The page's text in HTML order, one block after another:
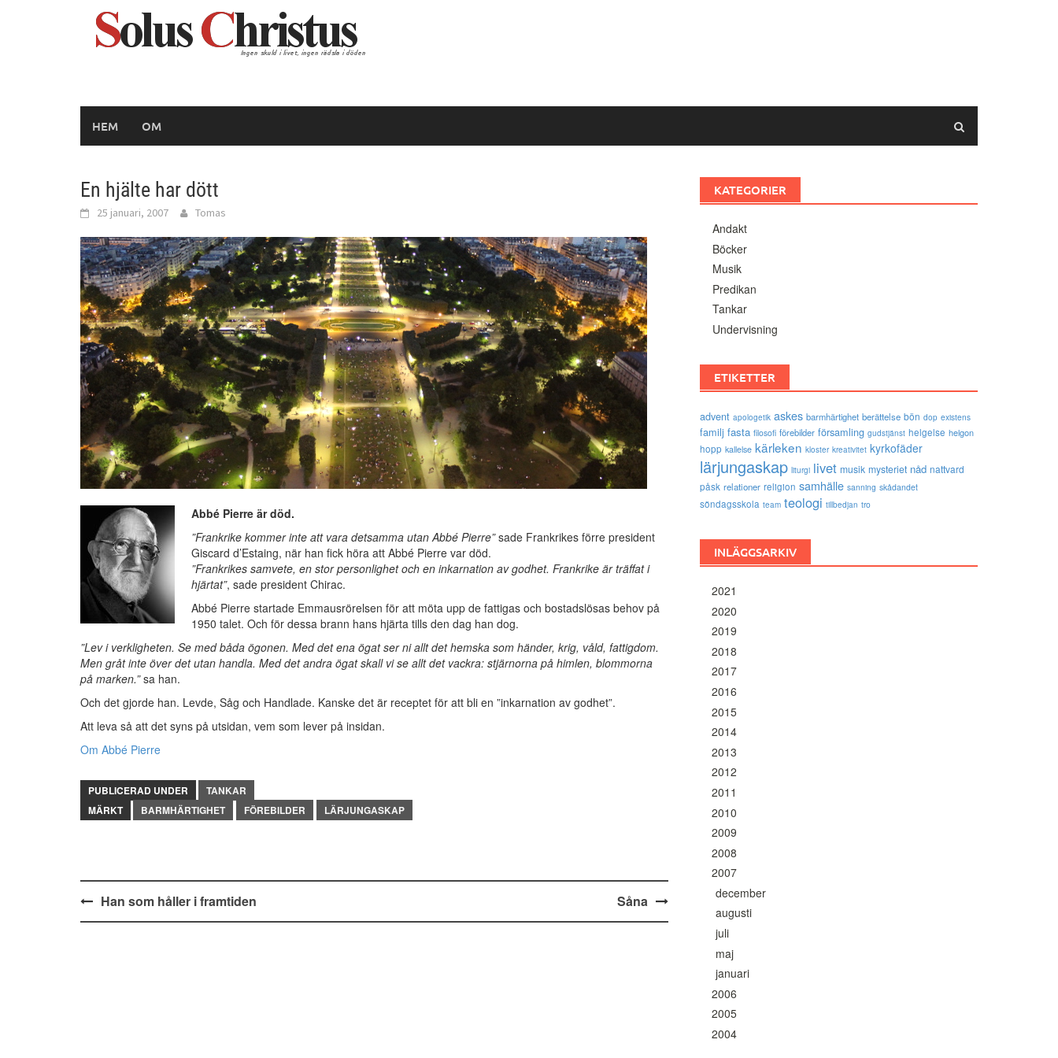
HEM OM
En hjälte har dött
25 januari, 2007 Tomas
Abbé Pierre är död.
”Frankrike kommer inte att vara detsamma utan Abbé Pierre”sade Frankrikes förre president
Giscard d’Estaing, när han fick höra att Abbé Pierre var död.
”Frankrikes samvete, en stor personlighet och en inkarnation av godhet. Frankrike är träffat i
hjärtat”, sade president Chirac.
Abbé Pierre startade Emmausrörelsen för att möta upp de fattigas och bostadslösas behov på
1950 talet. Och för dessa brann hans hjärta tills den dag han dog.
”Lev i verkligheten. Se med båda ögonen. Med det ena ögat ser ni allt det hemska som händer, krig, våld, fattigdom.
Men gråt inte över det utan handla. Med det andra ögat skall vi se allt det vackra: stjärnorna på himlen, blommorna
på marken.”sa han.
Och det gjorde han. Levde, Såg och Handlade. Kanske det är receptet för att bli en ”inkarnation av godhet”.
Att leva så att det syns på utsidan, vem som lever på insidan.
Om Abbé Pierre
PUBLICERAD UNDER
TANKAR
MÄRKT
BARMHÄRTIGHET FÖREBILDER LÄRJUNGASKAP
Inläggsnavigering
Han som håller i framtiden Såna
KATEGORIER
Andakt
Böcker
Musik
Predikan
Tankar
Undervisning
ETIKETTER
advent apologetik askes barmhärtighet berättelse bön dop existens
familj fasta filosofi förebilder församling gudstjänst helgelse helgon
hopp kallelse kärleken kloster kreativitet kyrkofäder
lärjungaskap liturgi livet musik mysteriet nåd nattvard
påsk relationer religion samhälle sanning skådandet
söndagsskola team teologi tillbedjan tro
INLÄGGSARKIV
2021
2020
2019
2018
2017
2016
2015
2014
2013
2012
2011
2010
2009
2008
2007
december
augusti
juli
maj
januari
2006
2005
2004